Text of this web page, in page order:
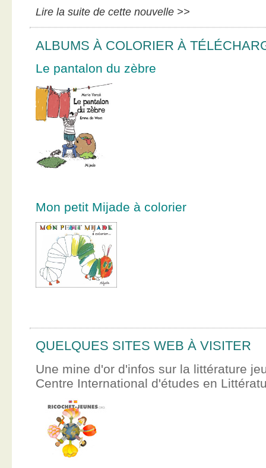
Lire la suite de cette nouvelle >>
ALBUMS À COLORIER À
Le pantalon du zèbre
Mon petit Mijade à colorier
QUELQUES SITES WEB À VISITER
Une mine d'or d'infos sur la littérature
Centre International d'études en